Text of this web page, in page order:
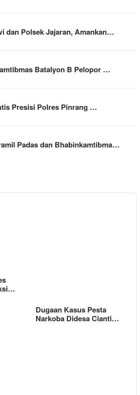
dan Polsek Jajaran, Amankan…
Batalyon B Pelopor …
Presisi Polres Pinrang …
Padas dan Bhabinkamtibma…
Dugaan Kasus Pesta
Narkoba Didesa Cianti…